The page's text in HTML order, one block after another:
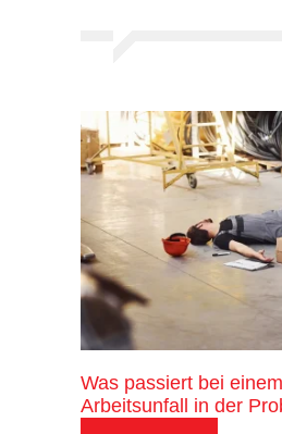
Was passiert bei einem
Arbeitsunfall in der